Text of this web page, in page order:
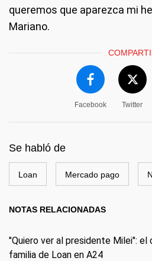
queremos que aparezca mi
Mariano.
Facebook Twitter
Se habló de
Loan Mercado pago
NOTAS RELACIONADAS
"Quiero ver al presidente Milei":
familia de Loan en A24